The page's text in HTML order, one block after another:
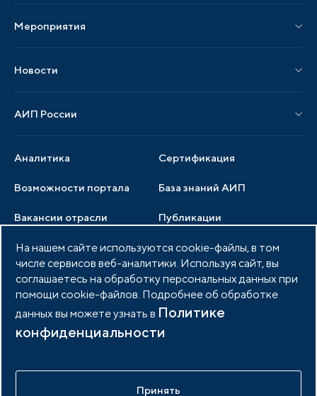
Аналитика Сертификация
Возможности портала
Публикации СМИ и статьи
Образцы документов
База знаний АИП
Вакансии отрасли
Мероприятия
Мероприятия отрасли
Новости
Новости отрасли
Публикации
Медиатека Тендеры
АИП России
Члены ассоциации
Услуги ассоциации
Документы АИП
Партнеры ассоциации
Фото и видео
Членство в АИП Войти в личный кабинет
На нашем сайте используются cookie-файлы, в том
числе сервисов веб-аналитики. Используя сайт, вы
соглашаетесь на обработку персональных данных при
помощи cookie-файлов. Подробнее об обработке
данных вы можете узнать в Политике
конфиденциальности
Принять